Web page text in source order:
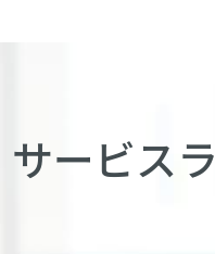
サービス